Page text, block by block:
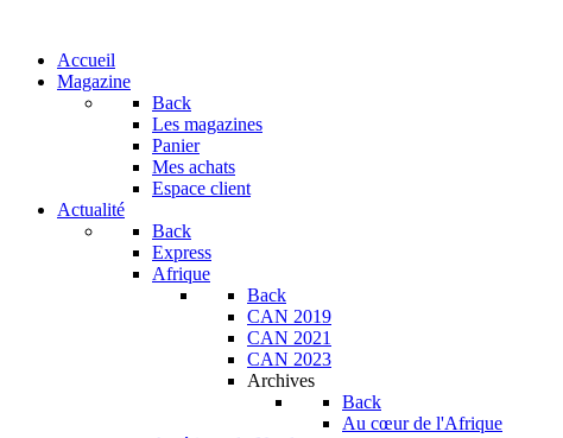
Accueil
Magazine
Back
Les magazines
Panier
Mes achats
Espace client
Actualité
Back
Express
Afrique
Back
CAN 2019
CAN 2021
CAN 2023
Archives
Back
Au cœur de l'Afrique